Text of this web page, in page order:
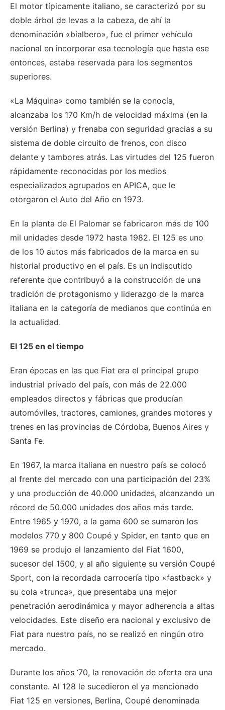
El motor típicamente italiano, se caracterizó por su
doble árbol de levas a la cabeza, de ahí la
denominación «bialbero», fue el primer vehículo
nacional en incorporar esa tecnología que hasta ese
entonces, estaba reservada para los segmentos
superiores.
«La Máquina» como también se la conocía,
alcanzaba los 170 Km/h de velocidad máxima (en la
versión Berlina) y frenaba con seguridad gracias a su
sistema de doble circuito de frenos, con disco
delante y tambores atrás. Las virtudes del 125 fueron
rápidamente reconocidas por los medios
especializados agrupados en APICA, que le
otorgaron el Auto del Año en 1973.
En la planta de El Palomar se fabricaron más de 100
mil unidades desde 1972 hasta 1982. El 125 es uno
de los 10 autos más fabricados de la marca en su
historial productivo en el país. Es un indiscutido
referente que contribuyó a la construcción de una
tradición de protagonismo y liderazgo de la marca
italiana en la categoría de medianos que continúa en
la actualidad.
El 125 en el tiempo
Eran épocas en las que Fiat era el principal grupo
industrial privado del país, con más de 22.000
empleados directos y fábricas que producían
automóviles, tractores, camiones, grandes motores y
trenes en las provincias de Córdoba, Buenos Aires y
Santa Fe.
En 1967, la marca italiana en nuestro país se colocó
al frente del mercado con una participación del 23%
y una producción de 40.000 unidades, alcanzando un
récord de 50.000 unidades dos años más tarde.
Entre 1965 y 1970, a la gama 600 se sumaron los
modelos 770 y 800 Coupé y Spider, en tanto que en
1969 se produjo el lanzamiento del Fiat 1600,
sucesor del 1500, y al año siguiente su versión Coupé
Sport, con la recordada carrocería tipo «fastback» y
su cola «trunca», que presentaba una mejor
penetración aerodinámica y mayor adherencia a altas
velocidades. Este diseño era nacional y exclusivo de
Fiat para nuestro país, no se realizó en ningún otro
mercado.
Durante los años ‘70, la renovación de oferta era una
constante. Al 128 le sucedieron el ya mencionado
Fiat 125 en versiones, Berlina, Coupé denominada